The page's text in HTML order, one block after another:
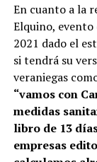
En cuanto a la
Elquino, evento
2021 dado el
si tendrá su
veraniegas
“vamos con
medidas
libro de 13
empresas